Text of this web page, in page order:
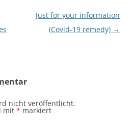
Just for your information
(Covid-19 remedy) →
nicht veröffentlicht.
mit * markiert